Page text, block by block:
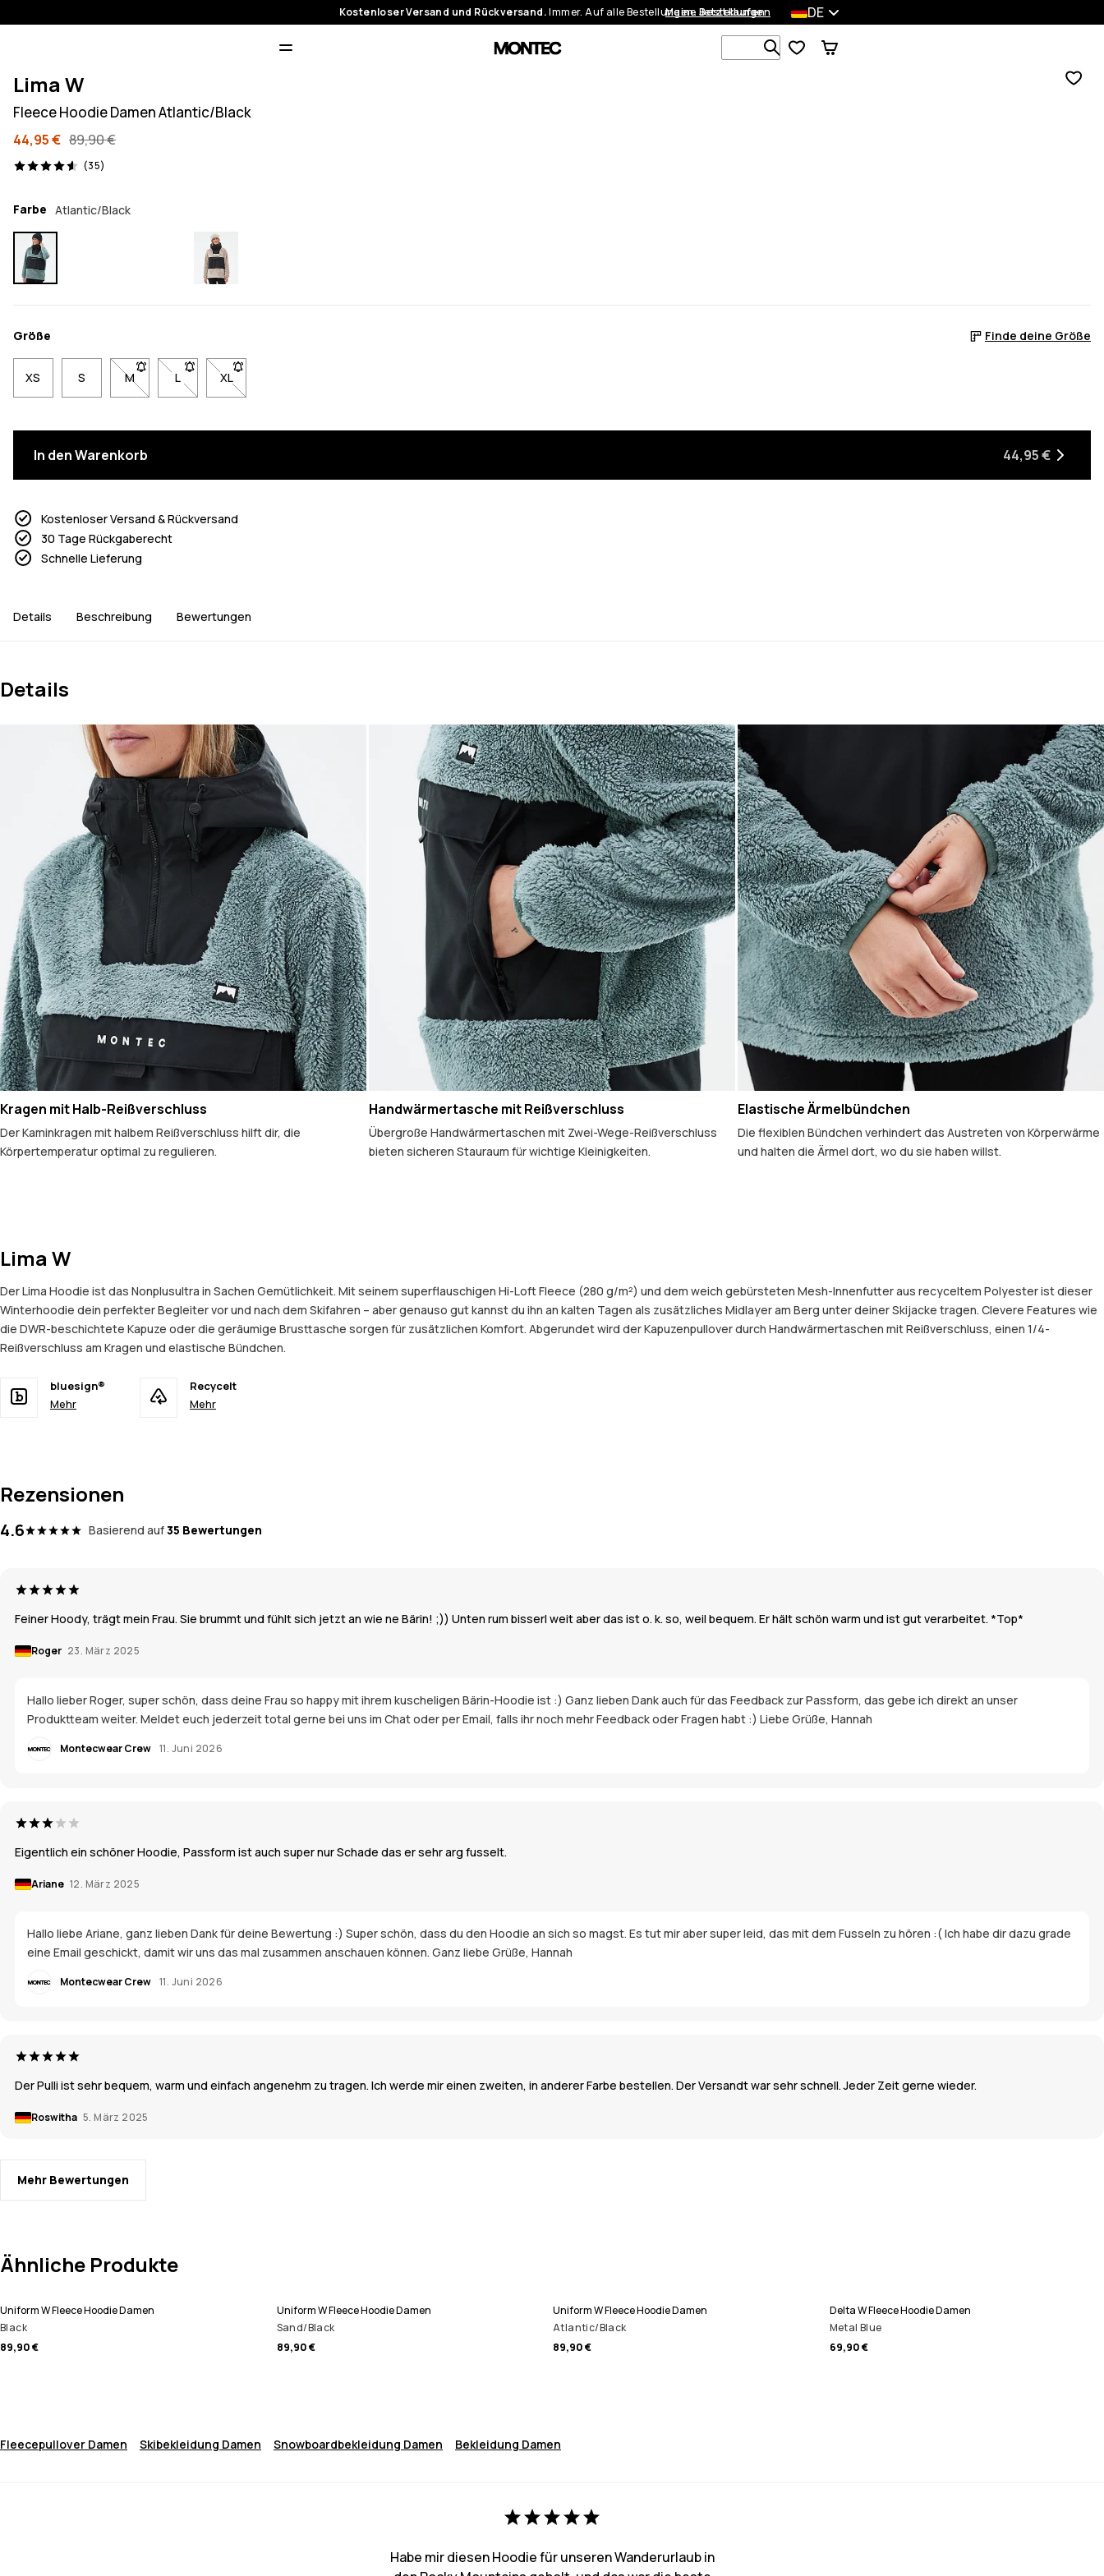
Kostenloser Versand und Rückversand.Immer. Auf alle Bestellungen. Jetzt kaufen
Meine Bestellungen DE
Durchsuche 1 000+ Produkte
Lima W
Fleece Hoodie Damen Atlantic/Black
44,95 € 89,90 €
(35)
35 Reviews, 4.6/5
Farbe Atlantic/Black
Größe Finde deine Größe
XS S M- Größe M nicht verfügbar. Klicke, um benachrichtigt zu werden, wenn sie wieder auf Lager ist
L- Größe L nicht verfügbar. Klicke, um benachrichtigt zu werden, wenn sie wieder auf Lager ist
XL- Größe XL nicht verfügbar. Klicke, um benachrichtigt zu werden, wenn sie wieder auf Lager ist
In den Warenkorb 44,95 €
Kostenloser Versand & Rückversand
30 Tage Rückgaberecht
Schnelle Lieferung
Details Beschreibung Bewertungen
Details
Kragen mit Halb-Reißverschluss
Der Kaminkragen mit halbem Reißverschluss hilft dir, die
Körpertemperatur optimal zu regulieren.
Handwärmertasche mit Reißverschluss
Übergroße Handwärmertaschen mit Zwei-Wege-Reißverschluss
bieten sicheren Stauraum für wichtige Kleinigkeiten.
Elastische Ärmelbündchen
Die flexiblen Bündchen verhindert das Austreten von Körperwärme
und halten die Ärmel dort, wo du sie haben willst.
Lima W
Der Lima Hoodie ist das Nonplusultra in Sachen Gemütlichkeit. Mit seinem superflauschigen Hi-Loft Fleece (280 g/m²) und dem weich gebürsteten Mesh-Innenfutter aus recyceltem Polyester ist dieser
Winterhoodie dein perfekter Begleiter vor und nach dem Skifahren – aber genauso gut kannst du ihn an kalten Tagen als zusätzliches Midlayer am Berg unter deiner Skijacke tragen. Clevere Features wie
die DWR-beschichtete Kapuze oder die geräumige Brusttasche sorgen für zusätzlichen Komfort. Abgerundet wird der Kapuzenpullover durch Handwärmertaschen mit Reißverschluss, einen 1/4-
Reißverschluss am Kragen und elastische Bündchen.
bluesign®
Mehr
Recycelt
Mehr
Rezensionen
4.6 Basierend auf35 Bewertungen
Feiner Hoody, trägt mein Frau. Sie brummt und fühlt sich jetzt an wie ne Bärin! ;)) Unten rum bisserl weit aber das ist o. k. so, weil bequem. Er hält schön warm und ist gut verarbeitet. *Top*
Roger 23. März 2025
Hallo lieber Roger, super schön, dass deine Frau so happy mit ihrem kuscheligen Bärin-Hoodie ist :) Ganz lieben Dank auch für das Feedback zur Passform, das gebe ich direkt an unser
Produktteam weiter. Meldet euch jederzeit total gerne bei uns im Chat oder per Email, falls ihr noch mehr Feedback oder Fragen habt :) Liebe Grüße, Hannah
Montecwear Crew 11. Juni 2026
Eigentlich ein schöner Hoodie, Passform ist auch super nur Schade das er sehr arg fusselt.
Ariane 12. März 2025
Hallo liebe Ariane, ganz lieben Dank für deine Bewertung :) Super schön, dass du den Hoodie an sich so magst. Es tut mir aber super leid, das mit dem Fusseln zu hören :( Ich habe dir dazu grade
eine Email geschickt, damit wir uns das mal zusammen anschauen können. Ganz liebe Grüße, Hannah
Montecwear Crew 11. Juni 2026
Der Pulli ist sehr bequem, warm und einfach angenehm zu tragen. Ich werde mir einen zweiten, in anderer Farbe bestellen. Der Versandt war sehr schnell. Jeder Zeit gerne wieder.
Roswitha 5. März 2025
Mehr Bewertungen
Ähnliche Produkte
Uniform W Fleece Hoodie Damen
Black
89,90 €
Uniform W Fleece Hoodie Damen
Sand/Black
89,90 €
Uniform W Fleece Hoodie Damen
Atlantic/Black
89,90 €
Delta W Fleece Hoodie Damen
Metal Blue
69,90 €
Fleecepullover Damen Skibekleidung Damen Snowboardbekleidung Damen Bekleidung Damen
Habe mir diesen Hoodie für unseren Wanderurlaub in